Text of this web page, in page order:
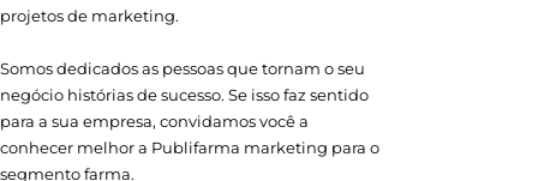
projetos de marketing.
Somos dedicados as pessoas que tornam o seu
negócio histórias de sucesso. Se isso faz sentido
para a sua empresa, convidamos você a
conhecer melhor a Publifarma marketing para o
segmento farma.